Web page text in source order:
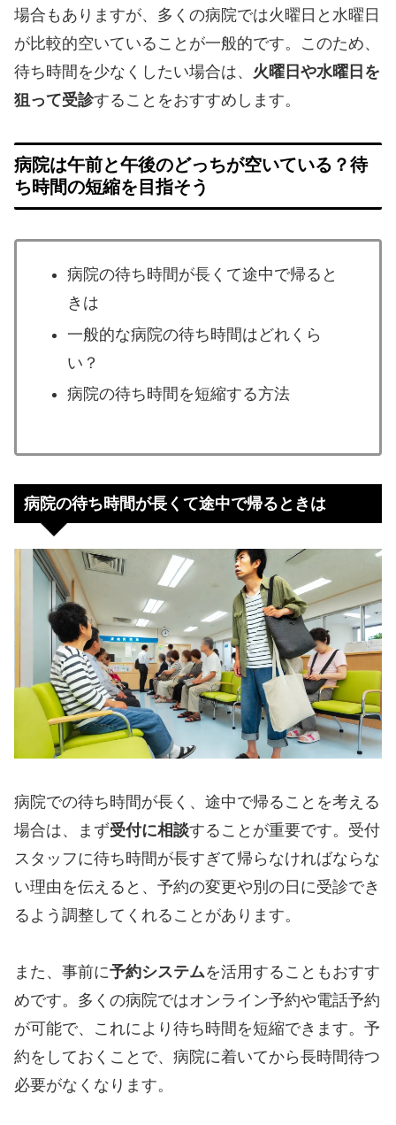
場合もありますが、多くの病院では火曜日と水曜日
が比較的空いていることが一般的です。このため、
待ち時間を少なくしたい場合は、 火曜日や水曜日を
狙って受診することをおすすめします。
病院は午前と午後のどっちが空いている？待
ち時間の短縮を目指そう
病院の待ち時間が長くて途中で帰ると
きは
一般的な病院の待ち時間はどれくら
い？
病院の待ち時間を短縮する方法
病院の待ち時間が長くて途中で帰るときは
病院での待ち時間が長く、途中で帰ることを考える
場合は、まず受付に相談することが重要です。受付
スタッフに待ち時間が長すぎて帰らなければならな
い理由を伝えると、予約の変更や別の日に受診でき
るよう調整してくれることがあります。
また、事前に予約システムを活用することもおすす
めです。多くの病院ではオンライン予約や電話予約
が可能で、これにより待ち時間を短縮できます。予
約をしておくことで、病院に着いてから長時間待つ
必要がなくなります。